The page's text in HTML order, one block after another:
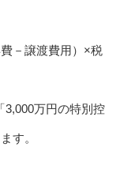
－譲渡費用）×税
3,000万円の特別控
す。